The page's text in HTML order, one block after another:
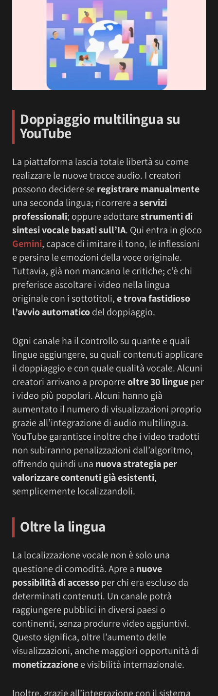
Doppiaggio multilingua su
YouTube
La piattaforma lascia totale libertà su come
realizzare le nuove tracce audio. I creatori
possono decidere se registrare manualmente
una seconda lingua; ricorrere aservizi
professionali; oppure adottarestrumenti di
sintesi vocale basati sull’IA. Qui entra in gioco
Gemini, capace di imitare il tono, le inflessioni
e persino le emozioni della voce originale.
Tuttavia, già non mancano le critiche; c’è chi
preferisce ascoltare i video nella lingua
originale con i sottotitoli,e trova fastidioso
l’avvio automaticodel doppiaggio.
Ogni canale ha il controllo su quante e quali
lingue aggiungere, su quali contenuti applicare
il doppiaggio e con quale qualità vocale. Alcuni
creatori arrivano a proporreoltre 30 lingueper
i video più popolari. Alcuni hanno già
aumentato il numero di visualizzazioni proprio
grazie all’integrazione di audio multilingua.
YouTube garantisce inoltre che i video tradotti
non subiranno penalizzazioni dall’algoritmo,
offrendo quindi una nuova strategia per
valorizzare contenuti già esistenti,
semplicemente localizzandoli.
Oltre la lingua
La localizzazione vocale non è solo una
questione di comodità. Apre a nuove
possibilità di accessoper chi era escluso da
determinati contenuti. Un canale potrà
raggiungere pubblici in diversi paesi o
continenti, senza produrre video aggiuntivi.
Questo significa, oltre l’aumento delle
visualizzazioni, anche maggiori opportunità di
monetizzazionee visibilità internazionale.
Inoltre, grazie all’integrazione con il sistema